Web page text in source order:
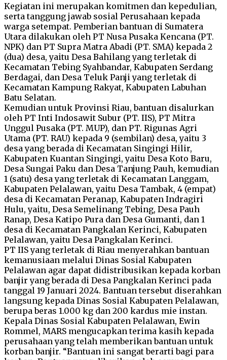
Kegiatan ini merupakan komitmen dan kepedulian,
serta tanggung jawab sosial Perusahaan kepada
warga setempat. Pemberian bantuan di Sumatera
Utara dilakukan oleh PT Nusa Pusaka Kencana (PT.
NPK) dan PT Supra Matra Abadi (PT. SMA) kepada 2
(dua) desa, yaitu Desa Bahilang yang terletak di
Kecamatan Tebing Syahbandar, Kabupaten Serdang
Berdagai, dan Desa Teluk Panji yang terletak di
Kecamatan Kampung Rakyat, Kabupaten Labuhan
Batu Selatan.
Kemudian untuk Provinsi Riau, bantuan disalurkan
oleh PT Inti Indosawit Subur (PT. IIS), PT Mitra
Unggul Pusaka (PT. MUP), dan PT. Rigunas Agri
Utama (PT. RAU) kepada 9 (sembilan) desa, yaitu 3
desa yang berada di Kecamatan Singingi Hilir,
Kabupaten Kuantan Singingi, yaitu Desa Koto Baru,
Desa Sungai Paku dan Desa Tanjung Pauh, kemudian
1 (satu) desa yang terletak di Kecamatan Langgam,
Kabupaten Pelalawan, yaitu Desa Tambak, 4 (empat)
desa di Kecamatan Peranap, Kabupaten Indragiri
Hulu, yaitu, Desa Semelinang Tebing, Desa Pauh
Ranap, Desa Katipo Pura dan Desa Gumanti, dan 1
desa di Kecamatan Pangkalan Kerinci, Kabupaten
Pelalawan, yaitu Desa Pangkalan Kerinci.
PT IIS yang terletak di Riau menyerahkan bantuan
kemanusiaan melalui Dinas Sosial Kabupaten
Pelalawan agar dapat didistribusikan kepada korban
banjir yang berada di Desa Pangkalan Kerinci pada
tanggal 19 Januari 2024. Bantuan tersebut diserahkan
langsung kepada Dinas Sosial Kabupaten Pelalawan,
berupa beras 1.000 kg dan 200 kardus mie instan.
Kepala Dinas Sosial Kabupaten Pelalawan, Ewin
Rommel, MARS mengucapkan terima kasih kepada
perusahaan yang telah memberikan bantuan untuk
korban banjir. “Bantuan ini sangat berarti bagi para